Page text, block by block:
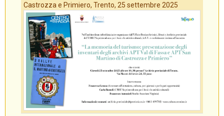
Castrozza e Primiero, Trento, 25 settembre 2025